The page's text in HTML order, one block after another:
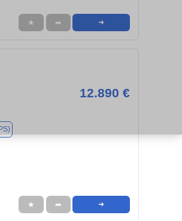
★ ➦ ➜
12.890 €
★ ➦ ➜